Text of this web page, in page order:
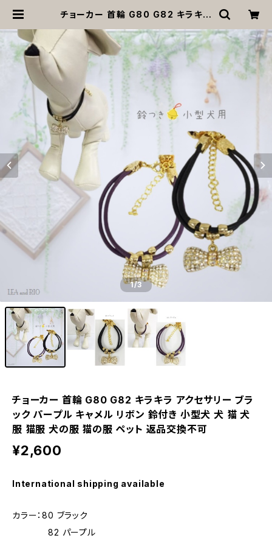
チョーカー 首輪 G80 G82 キラキラ
メル リボン 鈴付き 小型犬 犬 猫 犬服
猫服 犬の服 猫の服 ペット 返品交換
不可 | MOANA
1/3
チョーカー 首輪 G80 G82 キラキラ アクセサリー ブラ
ック パープル キャメル リボン 鈴付き 小型犬 犬 猫 犬
服 猫服 犬の服 猫の服 ペット 返品交換不可
¥2,600
International shipping available
カラー：80 ブラック
82 パープル